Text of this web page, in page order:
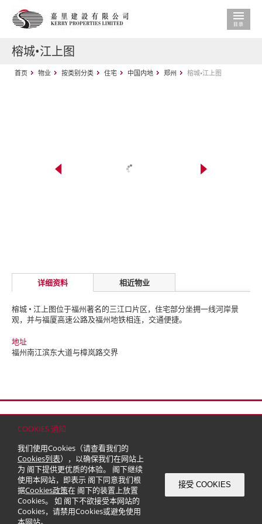
COOKIES 通知
我们使用Cookies（请查看我们的
Cookies列表），以确保我们在网站上
为 阁下提供更优质的体验。 阁下继续
使用本网站，即表示 阁下同意我们根
据Cookies政策在 阁下的装置上放置
Cookies。 如 阁下不欲接受本网站的
Cookies，请禁用Cookies或避免使用
本网站。
接受 COOKIES
榕城•江上图
首页 物业 按类别分类 住宅 中国内地 郑州 榕城•江上图
详细资料 相近物业
榕城 • 江上图位于福州著名的三江口片区，住宅部分坐拥一线河岸景
观，并与福厦高速公路及福州地铁相连，交通便捷。
地址
福州南江滨东大道与樟岚路交界
© 2026 嘉里建设有限公司 (于百慕达注册成立之有限公司)